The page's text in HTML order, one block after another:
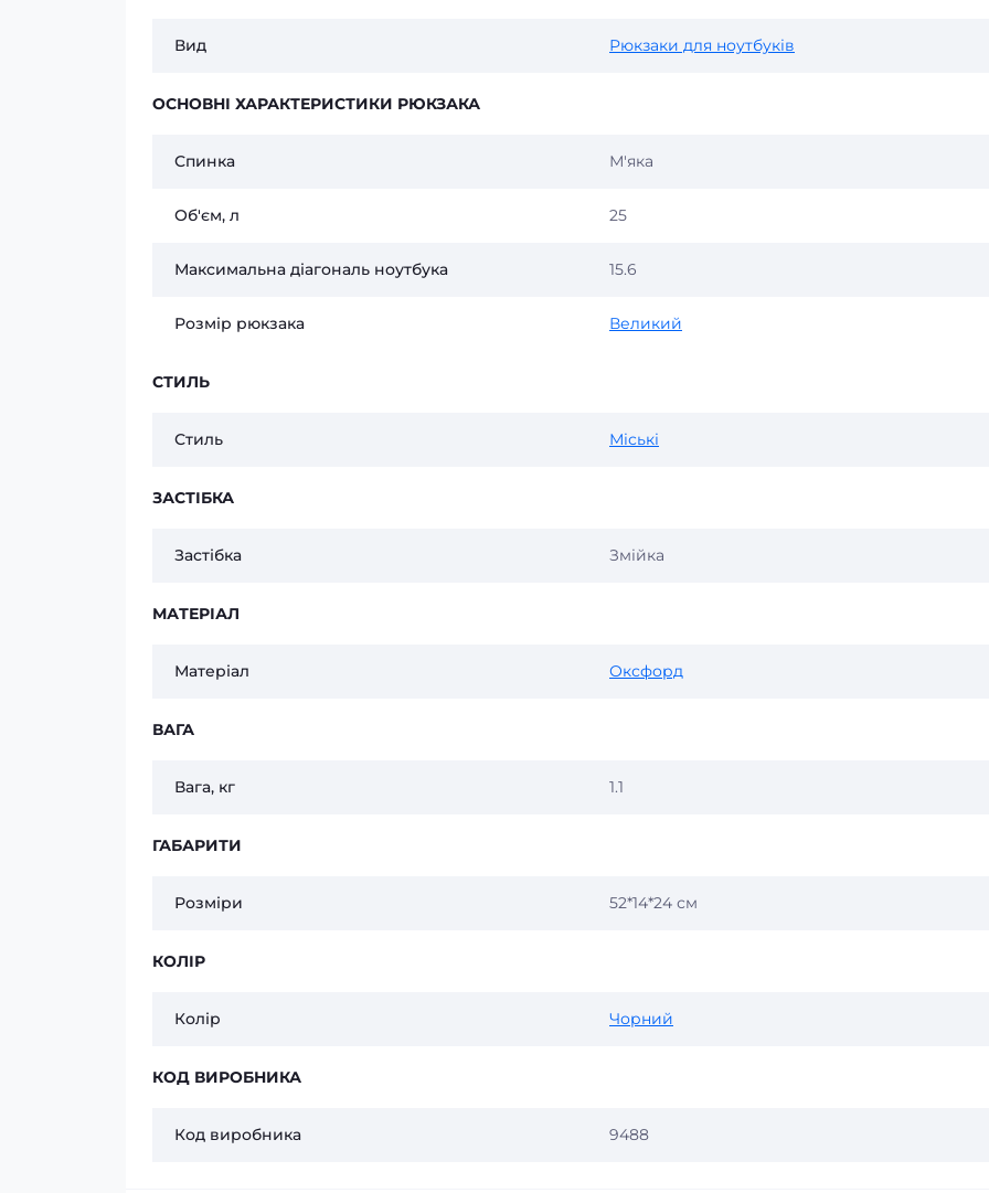
Вид Рюкзаки для ноутбуків
ОСНОВНІ ХАРАКТЕРИСТИКИ РЮКЗАКА
Спинка М'яка
Об'єм, л 25
Максимальна діагональ ноутбука 15.6
Розмір рюкзака Великий
СТИЛЬ
Стиль Міські
ЗАСТІБКА
Застібка Змійка
МАТЕРІАЛ
Матеріал Оксфорд
ВАГА
Вага, кг 1.1
ГАБАРИТИ
Розміри 52*14*24 см
КОЛІР
Колір Чорний
КОД ВИРОБНИКА
Код виробника 9488